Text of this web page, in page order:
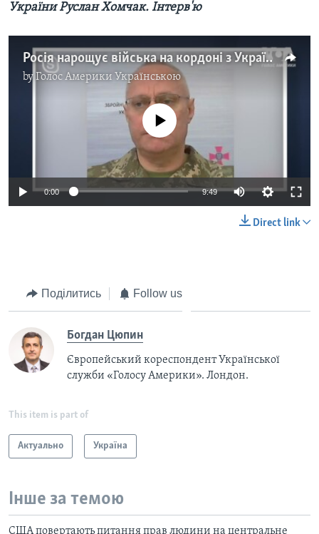
України Руслан Хомчак. Інтерв'ю
Росія нарощує війська на кордоні з Україною, - головнокомандувач Збройних Сил України Руслан Хомчак. Інтерв'ю
byГолос Америки Українською
No media source currently available
0:00 9:49
Direct link
Поділитись Follow us
Богдан Цюпин
Європейський кореспондент Української
служби «Голосу Америки». Лондон.
This item is part of
Актуально Україна
Інше за темою
США повертають питання прав людини на центральне